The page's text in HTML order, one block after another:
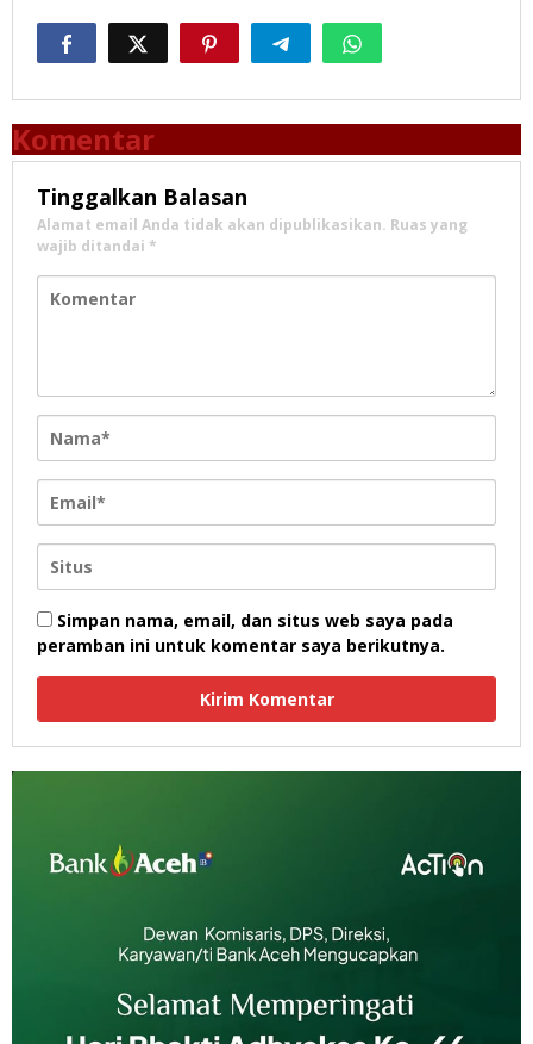
Komentar
Tinggalkan Balasan
Alamat email Anda tidak akan dipublikasikan. Ruas yang
wajib ditandai *
Simpan nama, email, dan situs web saya pada
peramban ini untuk komentar saya berikutnya.